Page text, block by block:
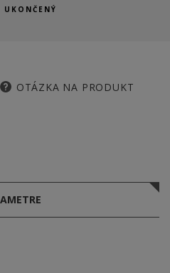
UKONČENÝ
OTÁZKA NA PRODUKT